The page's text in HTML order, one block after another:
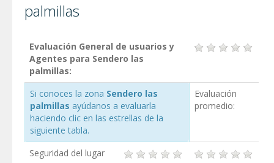
palmillas
Evaluación General de usuarios y
Agentes para Sendero las
palmillas:
Si conoces la zona Sendero las
palmillas ayúdanos a evaluarla
haciendo clic en las estrellas de la
siguiente tabla.
Evaluación
promedio:
Seguridad del lugar